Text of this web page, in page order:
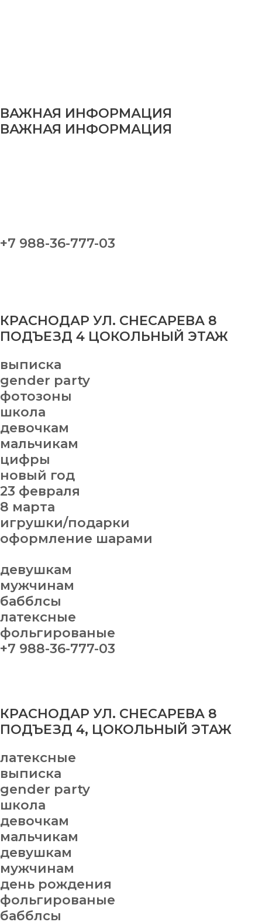
ВАЖНАЯ ИНФОРМАЦИЯ
ВАЖНАЯ ИНФОРМАЦИЯ
+7 988-36-777-03
КРАСНОДАР УЛ. СНЕСАРЕВА 8
ПОДЪЕЗД 4 ЦОКОЛЬНЫЙ ЭТАЖ
выписка
gender party
фотозоны
школа
девочкам
мальчикам
цифры
новый год
23 февраля
8 марта
игрушки/подарки
оформление шарами
девушкам
мужчинам
бабблсы
латексные
фольгированые
+7 988-36-777-03
КРАСНОДАР УЛ. СНЕСАРЕВА 8
ПОДЪЕЗД 4, ЦОКОЛЬНЫЙ ЭТАЖ
латексные
выписка
gender party
школа
девочкам
мальчикам
девушкам
мужчинам
день рождения
фольгированые
бабблсы